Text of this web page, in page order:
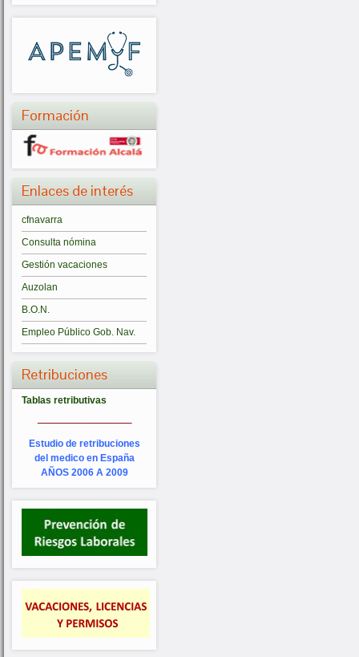
Formación
Enlaces de interés
cfnavarra
Consulta nómina
Gestión vacaciones
Auzolan
B.O.N.
Empleo Público Gob. Nav.
Retribuciones
Tablas retributivas
Estudio de retribuciones
del medico en España
AÑOS 2006 A 2009